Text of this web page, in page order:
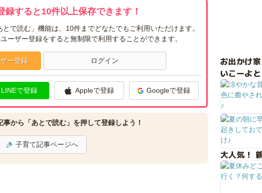
録すると10件以上保存できます！
で読む」機能は、10件までどなたでもご利用いただけます。
ーザー登録をすると無制限で利用することができます。
ー登録 ログイン
LINEで登録 Appleで登録 Googleで登録
事から「あとで読む」を押して登録しよう！
子育て記事ページへ
お出かけ
いこーよ
大人気！